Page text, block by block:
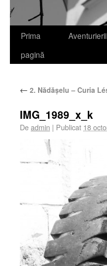
Prima
pagină
Aventurierii
← 2. Nădășelu – Curia
IMG_1989_x_k
Deadmin | Publicat 18